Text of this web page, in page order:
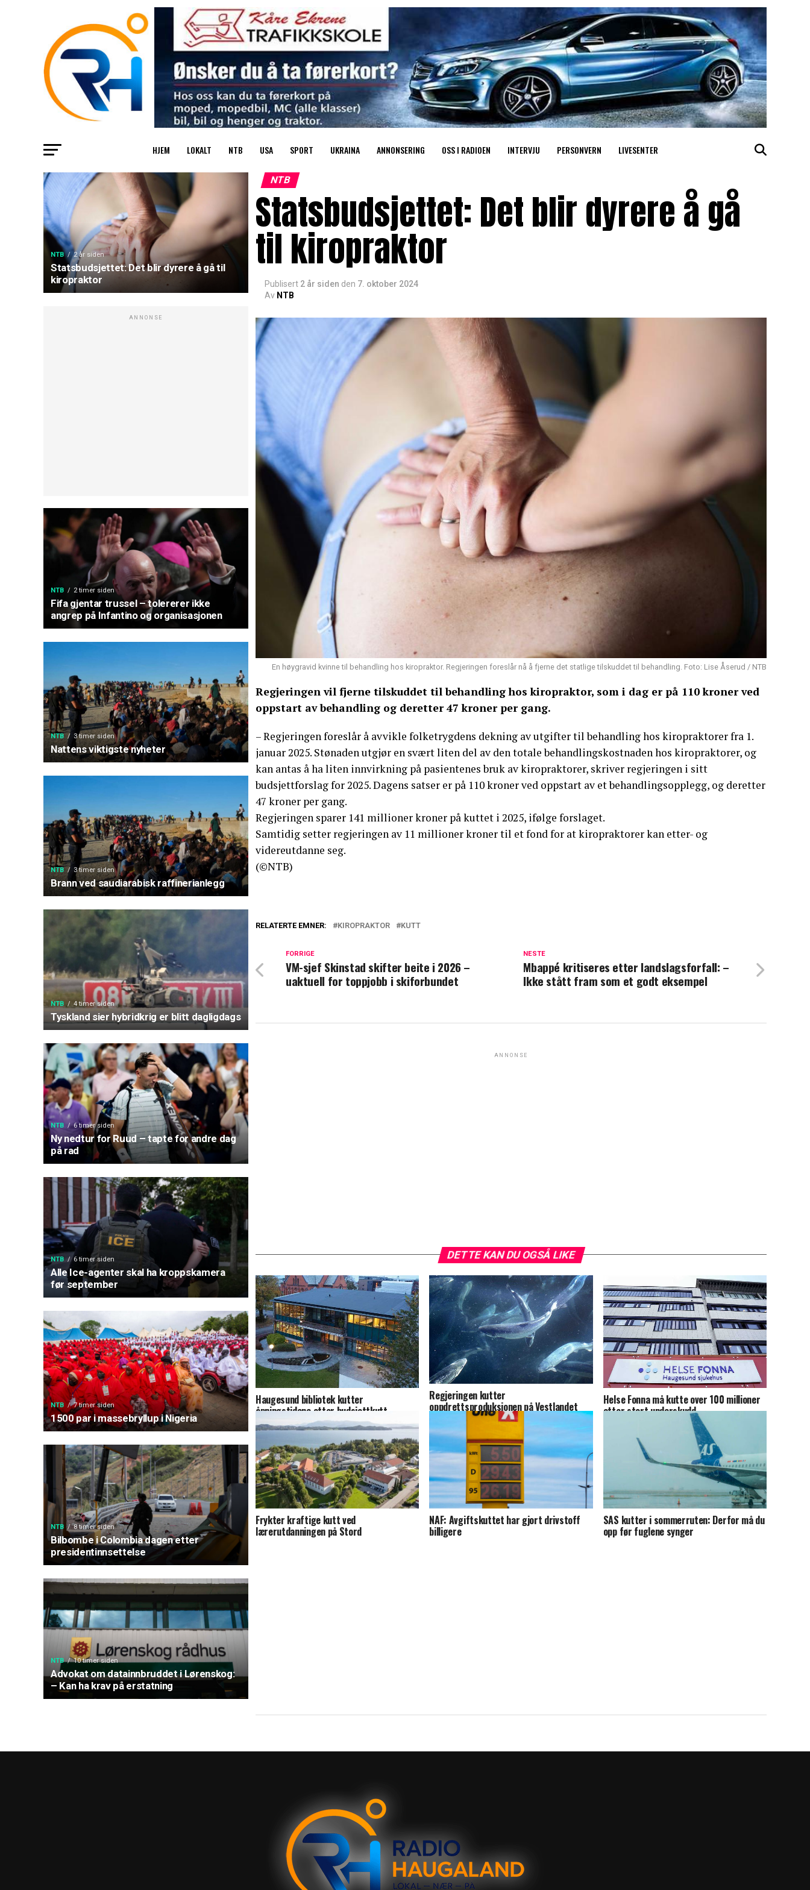
HJEM LOKALT NTB USA SPORT UKRAINA ANNONSERING OSS I RADIOEN INTERVJU PERSONVERN LIVESENTER
NTB 2 år siden
Statsbudsjettet: Det blir dyrere å gå til
kiropraktor
ANNONSE
NTB 2 timer siden
Fifa gjentar trussel – tolererer ikke
angrep på Infantino og organisasjonen
NTB 3 timer siden
Nattens viktigste nyheter
NTB 3 timer siden
Brann ved saudiarabisk raffinerianlegg
NTB 4 timer siden
Tyskland sier hybridkrig er blitt dagligdags
NTB 6 timer siden
Ny nedtur for Ruud – tapte for andre dag
på rad
NTB 6 timer siden
Alle Ice-agenter skal ha kroppskamera
før september
NTB 7 timer siden
1500 par i massebryllup i Nigeria
NTB 8 timer siden
Bilbombe i Colombia dagen etter
presidentinnsettelse
NTB 10 timer siden
Advokat om datainnbruddet i Lørenskog:
– Kan ha krav på erstatning
NTB
Statsbudsjettet: Det blir dyrere å gå
til kiropraktor
Publisert 2 år siden den 7. oktober 2024
Av NTB
En høygravid kvinne til behandling hos kiropraktor. Regjeringen foreslår nå å fjerne det statlige tilskuddet til behandling. Foto: Lise Åserud / NTB
Regjeringen vil fjerne tilskuddet til behandling hos kiropraktor, som i dag er på 110 kroner ved
oppstart av behandling og deretter 47 kroner per gang.
– Regjeringen foreslår å avvikle folketrygdens dekning av utgifter til behandling hos kiropraktorer fra 1.
januar 2025. Stønaden utgjør en svært liten del av den totale behandlingskostnaden hos kiropraktorer, og
kan antas å ha liten innvirkning på pasientenes bruk av kiropraktorer, skriver regjeringen i sitt
budsjettforslag for 2025. Dagens satser er på 110 kroner ved oppstart av et behandlingsopplegg, og deretter
47 kroner per gang.
Regjeringen sparer 141 millioner kroner på kuttet i 2025, ifølge forslaget.
Samtidig setter regjeringen av 11 millioner kroner til et fond for at kiropraktorer kan etter- og
videreutdanne seg.
(©NTB)
RELATERTE EMNER: KIROPRAKTOR KUTT
NESTE
Mbappé kritiseres etter landslagsforfall: –
Ikke stått fram som et godt eksempel
FORRIGE
VM-sjef Skinstad skifter beite i 2026 –
uaktuell for toppjobb i skiforbundet
ANNONSE
DETTE KAN DU OGSÅ LIKE
Haugesund bibliotek kutter
åpningstidene etter budsjettkutt
Regjeringen kutter
oppdrettsproduksjonen på Vestlandet
Helse Fonna må kutte over 100 millioner
etter stort underskudd
Frykter kraftige kutt ved
lærerutdanningen på Stord
NAF: Avgiftskuttet har gjort drivstoff
billigere
SAS kutter i sommerruten: Derfor må du
opp før fuglene synger